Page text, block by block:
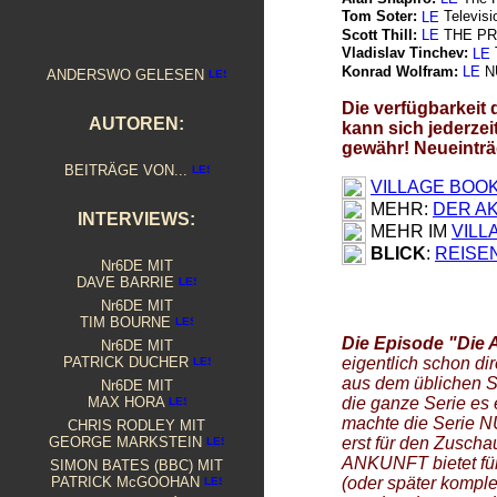
"DIE ANKLAGE": DUNKLE TRÄUME UND LANGE SCHATTEN
---ARNO BAUMGÄRTEL
IM DORF- EINE LINGUISTISCHE LANDPARTIE
TENABLAGE: VON EPISODEN, DIE KEINE WAREN
BLICK: REISENOTIZEN WALES - KLEINE PANORAMEN
THEPRISONER (2009) MINISERIE
2010: WER SIND SIE? - DIE NEUE NUMMER SECHS
2019: 50 JAHRE NUMMER 6
2019: 50 JAHRE- DARF'S NOCH EIN GAST MEHR SEIN?
WIR SEHEN UNS!
WEBSITE-RÜCKBLICK:
"ARRIVAL" MUSIC ON FAST-FORWARD
---ARNO BAUMGÄRTEL & MICHAEL BRÜNE
DIE DEUTSCHE DVD
NUMMER 6 - NICHT
ARNO BAUMGÄRTEL & B. FRANK
AUF DIE REIH GEBRACHT (1) DIE REIHENFOLGE
ZIRKULÄRE REALITÄT
FRANK T. BITTERHOF
ANDERSWO GELESEN
AUTOREN:
BEITRÄGE VON...
INTERVIEWS:
Nr6DE MIT
DAVE BARRIE
Nr6DE MIT
TIM BOURNE
Nr6DE MIT
PATRICK DUCHER
Nr6DE MIT
MAX HORA
CHRIS RODLEY MIT
GEORGE MARKSTEIN
S IMON BATES (BBC) MIT
PATRICK McGOOHAN
Tom Soter:
Scott Thill:
THE
Vladislav Tinchev:
Konrad Wolfram:
Die verfügbarkeit
kann sich
gewähr!
VILLAGE
MEHR: DER
MEHR IM
BLICK:
Die Episode "Die
eigentlich schon
aus dem üblichen
die ganze Serie es
machte die Serie
erst für den
ANKUNFT bietet
(oder später